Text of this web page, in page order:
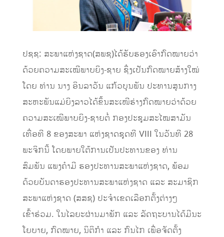
ປຊຊ: ສະພາແຫ່ງຊາດ(ສພຊ)ໄດ້ຮັບຮອງເອົາກົດໝາຍວ່າ
ດ້ວຍຄວາມສະເໝີພາບຍິງ-ຊາຍ ຊຶ່ງເປັນກົດໝາຍສ້າງໃໝ່
ໂດຍ ທ່ານ ນາງ ອິນລາວັນ ແກ້ວບຸນພັນ ປະທານສູນກາງ
ສະຫະພັນແມ່ຍິງລາວໄດ້ຂຶ້ນສະເໜີຮ່າງກົດໝາຍວ່າດ້ວຍ
ຄວາມສະເໝີພາບຍິງ-ຊາຍຕໍ່ ກອງປະຊຸມສະໄໝສາມັນ
ເທື່ອທີ 8 ຂອງສະພາ ແຫ່ງຊາດຊຸດທີ VIII ໃນວັນທີ 28
ພະຈິກນີ້ ໂດຍພາຍໃຕ້ການເປັນປະທານຂອງ ທ່ານ
ສົມພັນ ແພງຄຳມີ ຮອງປະທານສະພາແຫ່ງຊາດ, ພ້ອມ
ດ້ວຍບັນດາຮອງປະທານສະພາແຫ່ງຊາດ ແລະ ສະມາຊິກ
ສະພາແຫ່ງຊາດ (ສສຊ) ປະຈຳເຂດເລືອກຕັ້ງຕ່າງໆ
ເຂົ້າຮ່ວມ. ໃນໄລຍະຜ່ານມາພັກ ແລະ ລັດຖະບານໄດ້ມີນະ
ໂຍບາຍ, ກົດໝາຍ, ນິຕິກຳ ແລະ ກົນໄກ ເພື່ອຈັດຕັ້ງ